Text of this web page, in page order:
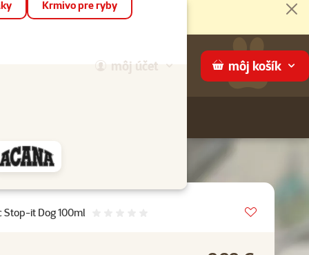
môj účet môj košík
Krmivo pre ryby
it Dog 100ml